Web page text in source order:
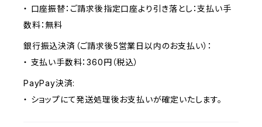
・ 口座振替：ご請求後指定口座より引き落とし：支払い手
数料：無料
銀行振込決済（ご請求後5営業日以内のお支払い）：
・ 支払い手数料：360円（税込）
PayPay決済:
・ ショップにて発送処理後お支払いが確定いたします。